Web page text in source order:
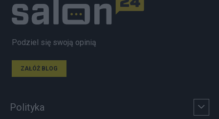
Podziel się swoją opinią
ZAŁÓŻ BLOG
Polityka